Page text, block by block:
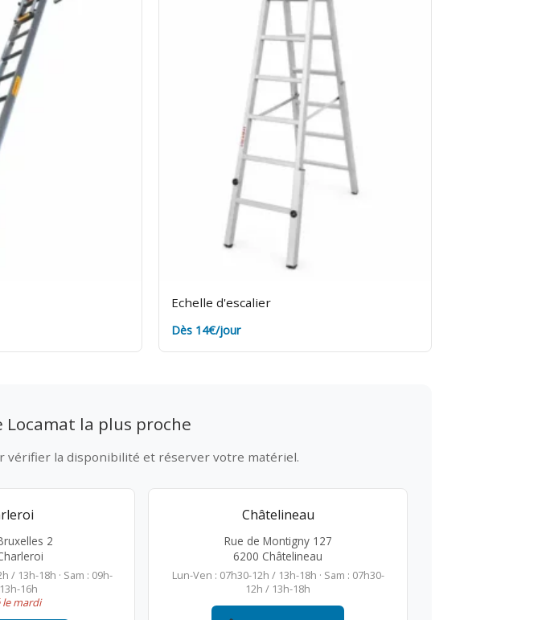
Echelle d'escalier
Dès 14€/jour
Locamat la plus proche
vérifier la disponibilité et réserver votre matériel.
2
/ 13h-18h · Sam : 09h-
16h
le mardi
Châtelineau
Rue de Montigny 127
6200 Châtelineau
Lun-Ven : 07h30-12h / 13h-18h · Sam : 07h30-
12h / 13h-18h